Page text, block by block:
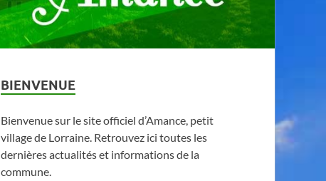
BIENVENUE
Bienvenue sur le site officiel d’Amance, petit
village de Lorraine. Retrouvez ici toutes les
dernières actualités et informations de la
commune.